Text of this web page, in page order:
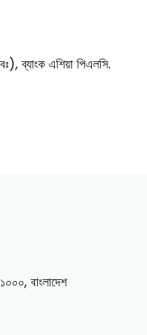
ব্যাংক এশিয়া পিএলসি.
বাংলাদেশ